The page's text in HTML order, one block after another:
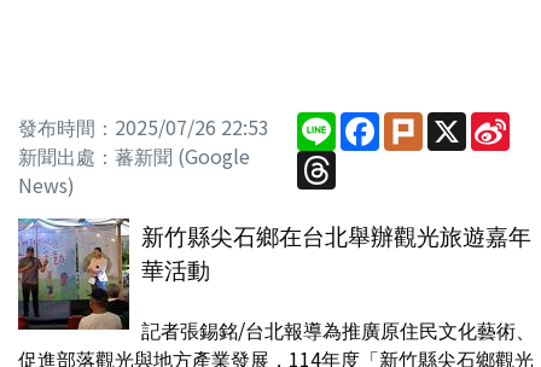
發布時間：2025/07/26 22:53
新聞出處：蕃新聞 (Google
News)
Line Facebook
PlurkX
Threads
新竹縣尖石鄉在台北舉辦觀光旅遊嘉年
華活動
記者張錫銘/台北報導為推廣原住民文化藝術、
促進部落觀光與地方產業發展，114年度「新竹縣尖石鄉觀光